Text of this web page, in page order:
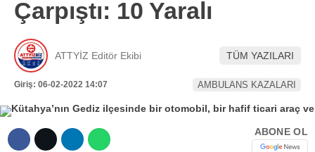
GÜNDEM
KPSS
ATT
PARAMEDİK (AABT)
STK
Çarpıştı: 10 Yaralı
ATTYİZ Editör Ekibi TÜM YAZILARI
Giriş: 06-02-2022 14:07 AMBULANS KAZALARI
ABONE OL